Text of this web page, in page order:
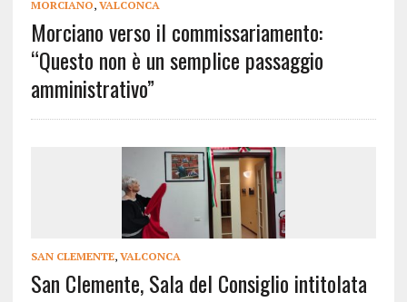
MORCIANO, VALCONCA
Morciano verso il commissariamento:
“Questo non è un semplice passaggio
amministrativo”
SAN CLEMENTE, VALCONCA
San Clemente, Sala del Consiglio intitolata